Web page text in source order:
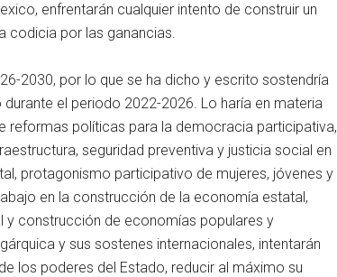
enfrentarán cualquier intento de construir un
codicia por las ganancias.
2030, por lo que se ha dicho y escrito sostendría
el periodo 2022-2026. Lo haría en materia
reformas políticas para la democracia participativa,
seguridad preventiva y justicia social en
protagonismo participativo de mujeres, jóvenes y
en la construcción de la economía estatal,
construcción de economías populares y
y sus sostenes internacionales, intentarán
los poderes del Estado, reducir al máximo su